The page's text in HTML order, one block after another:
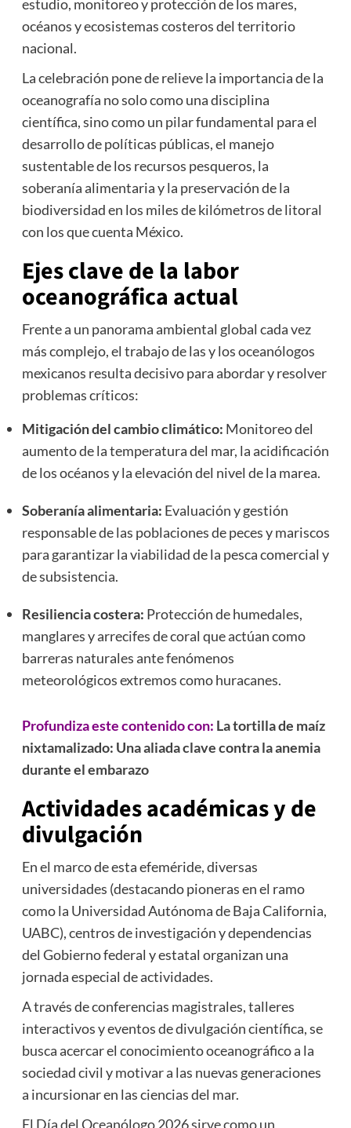
estudio, monitoreo y protección de los mares,
océanos y ecosistemas costeros del territorio
nacional.
La celebración pone de relieve la importancia de la
oceanografía no solo como una disciplina
científica, sino como un pilar fundamental para el
desarrollo de políticas públicas, el manejo
sustentable de los recursos pesqueros, la
soberanía alimentaria y la preservación de la
biodiversidad en los miles de kilómetros de litoral
con los que cuenta México.
Ejes clave de la labor
oceanográfica actual
Frente a un panorama ambiental global cada vez
más complejo, el trabajo de las y los oceanólogos
mexicanos resulta decisivo para abordar y resolver
problemas críticos:
Mitigación del cambio climático: Monitoreo del
aumento de la temperatura del mar, la acidificación
de los océanos y la elevación del nivel de la marea.
Soberanía alimentaria: Evaluación y gestión
responsable de las poblaciones de peces y mariscos
para garantizar la viabilidad de la pesca comercial y
de subsistencia.
Resiliencia costera: Protección de humedales,
manglares y arrecifes de coral que actúan como
barreras naturales ante fenómenos
meteorológicos extremos como huracanes.
Profundiza este contenido con: La tortilla de maíz
nixtamalizado: Una aliada clave contra la anemia
durante el embarazo
Actividades académicas y de
divulgación
En el marco de esta efeméride, diversas
universidades (destacando pioneras en el ramo
como la Universidad Autónoma de Baja California,
UABC), centros de investigación y dependencias
del Gobierno federal y estatal organizan una
jornada especial de actividades.
A través de conferencias magistrales, talleres
interactivos y eventos de divulgación científica, se
busca acercar el conocimiento oceanográfico a la
sociedad civil y motivar a las nuevas generaciones
a incursionar en las ciencias del mar.
El Día del Oceanólogo 2026 sirve como un